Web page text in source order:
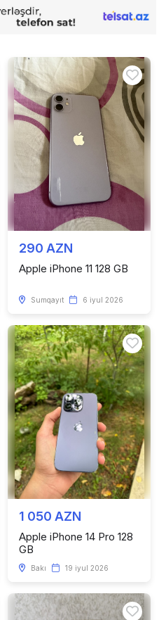
290 AZN
Apple iPhone 11 128 GB
Sumqayıt 6 iyul 2026
1 050 AZN
Apple iPhone 14 Pro 128
GB
Bakı 19 iyul 2026